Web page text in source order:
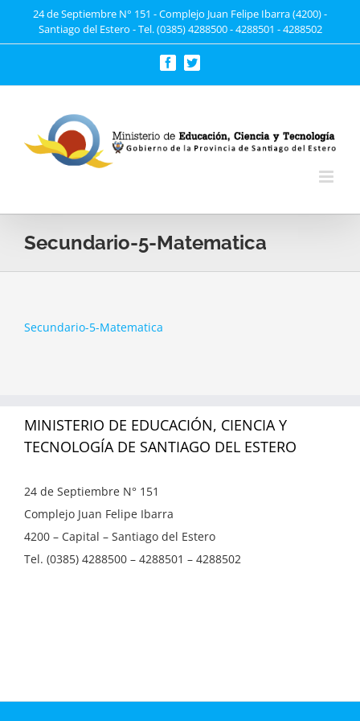
24 de Septiembre N° 151 - Complejo Juan Felipe Ibarra (4200) -
Santiago del Estero - Tel. (0385) 4288500 - 4288501 - 4288502
FacebookTwitter
Secundario-5-Matematica
Secundario-5-Matematica
MINISTERIO DE EDUCACIÓN, CIENCIA Y
TECNOLOGÍA DE SANTIAGO DEL ESTERO
24 de Septiembre N° 151
Complejo Juan Felipe Ibarra
4200 – Capital – Santiago del Estero
Tel. (0385) 4288500 – 4288501 – 4288502